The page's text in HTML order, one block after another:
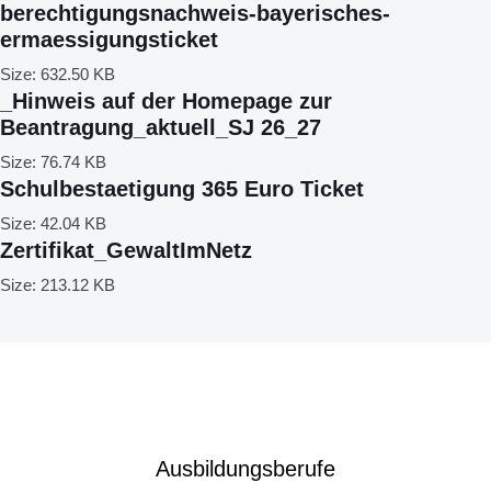
berechtigungsnachweis-bayerisches-
ermaessigungsticket
Size: 632.50 KB
_Hinweis auf der Homepage zur
Beantragung_aktuell_SJ 26_27
Size: 76.74 KB
Schulbestaetigung 365 Euro Ticket
Size: 42.04 KB
Zertifikat_GewaltImNetz
Size: 213.12 KB
Ausbildungsberufe